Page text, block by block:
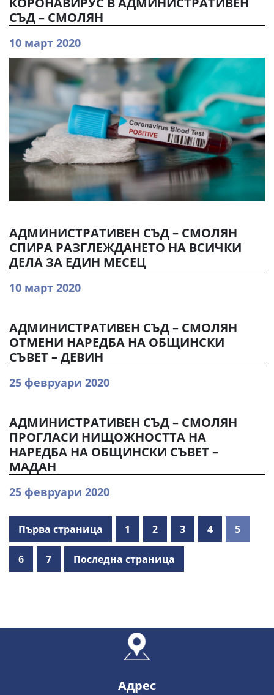
СЪД – СМОЛЯН
10 март 2020
АДМИНИСТРАТИВЕН СЪД – СМОЛЯН
СПИРА РАЗГЛЕЖДАНЕТО НА ВСИЧКИ
ДЕЛА ЗА ЕДИН МЕСЕЦ
10 март 2020
АДМИНИСТРАТИВЕН СЪД – СМОЛЯН
ОТМЕНИ НАРЕДБА НА ОБЩИНСКИ
СЪВЕТ – ДЕВИН
25 февруари 2020
АДМИНИСТРАТИВЕН СЪД – СМОЛЯН
ПРОГЛАСИ НИЩОЖНОСТТА НА
НАРЕДБА НА ОБЩИНСКИ СЪВЕТ –
МАДАН
25 февруари 2020
Първа страница 1 2 3 4 5
6 7 Последна страница
Адрес